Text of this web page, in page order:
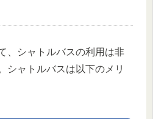
、シャトルバスの利用は非
シャトルバスは以下のメリ